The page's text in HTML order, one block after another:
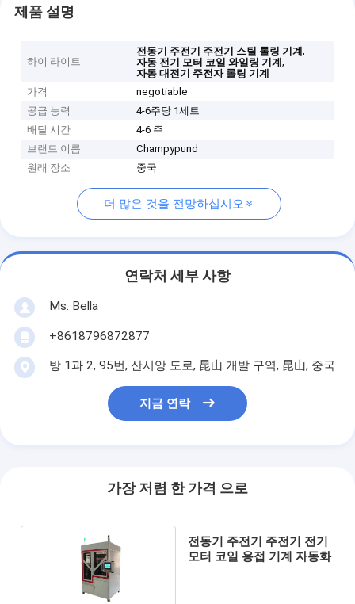
제품 설명
하이 라이트
전동기 주전기 주전기 스틸 롤링 기계,
자동 전기 모터 코일 와일링 기계,
자동 대전기 주전자 롤링 기계
가격
negotiable
공급 능력
4-6주당 1세트
배달 시간
4-6 주
브랜드 이름
Champypund
원래 장소
중국
더 많은 것을 전망하십시오
연락처 세부 사항
Ms. Bella
+8618796872877
방 1과 2, 95번, 산시앙 도로, 昆山 개발 구역, 昆山, 중국
지금 연락
가장 저렴 한 가격 으로
전동기 주전기 주전기 전기
모터 코일 용접 기계 자동화